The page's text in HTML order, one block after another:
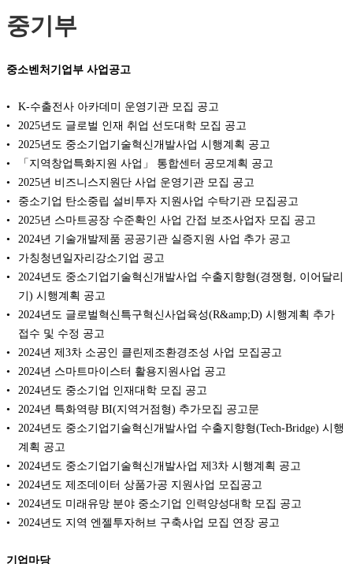
중기부
중소벤처기업부 사업공고
K-수출전사 아카데미 운영기관 모집 공고
2025년도 글로벌 인재 취업 선도대학 모집 공고
2025년도 중소기업기술혁신개발사업 시행계획 공고
「지역창업특화지원 사업」 통합센터 공모계획 공고
2025년 비즈니스지원단 사업 운영기관 모집 공고
중소기업 탄소중립 설비투자 지원사업 수탁기관 모집공고
2025년 스마트공장 수준확인 사업 간접 보조사업자 모집 공고
2024년 기술개발제품 공공기관 실증지원 사업 추가 공고
가칭청년일자리강소기업 공고
2024년도 중소기업기술혁신개발사업 수출지향형(경쟁형, 이어달리
기) 시행계획 공고
2024년도 글로벌혁신특구혁신사업육성(R&amp;D) 시행계획 추가
접수 및 수정 공고
2024년 제3차 소공인 클린제조환경조성 사업 모집공고
2024년 스마트마이스터 활용지원사업 공고
2024년도 중소기업 인재대학 모집 공고
2024년 특화역량 BI(지역거점형) 추가모집 공고문
2024년도 중소기업기술혁신개발사업 수출지향형(Tech-Bridge) 시행
계획 공고
2024년도 중소기업기술혁신개발사업 제3차 시행계획 공고
2024년도 제조데이터 상품가공 지원사업 모집공고
2024년도 미래유망 분야 중소기업 인력양성대학 모집 공고
2024년도 지역 엔젤투자허브 구축사업 모집 연장 공고
기업마당